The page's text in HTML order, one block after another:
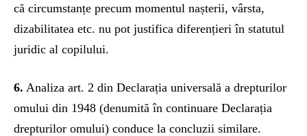
că circumstanțe precum momentul nașterii, vârsta,
dizabilitatea etc. nu pot justifica diferențieri în statutul
juridic al copilului.
6. Analiza art. 2 din Declarația universală a drepturilor
omului din 1948 (denumită în continuare Declarația
drepturilor omului) conduce la concluzii similare.